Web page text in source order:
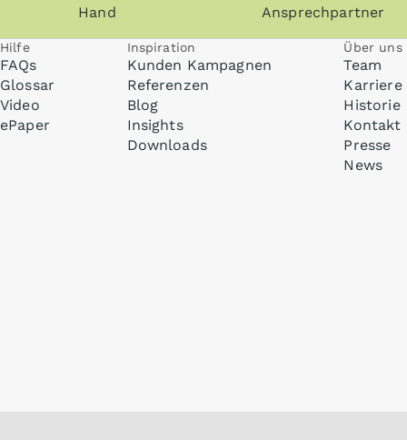
Hand
Ansprechpartner
Hilfe
FAQs
Glossar
Video
ePaper
Inspiration
Kunden Kampagnen
Referenzen
Blog
Insights
Downloads
Über uns
Team
Karriere
Historie
Kontakt
Presse
News